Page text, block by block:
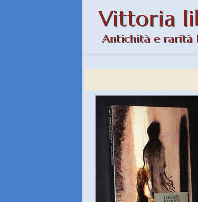
Vittoria
Antichità e rarità